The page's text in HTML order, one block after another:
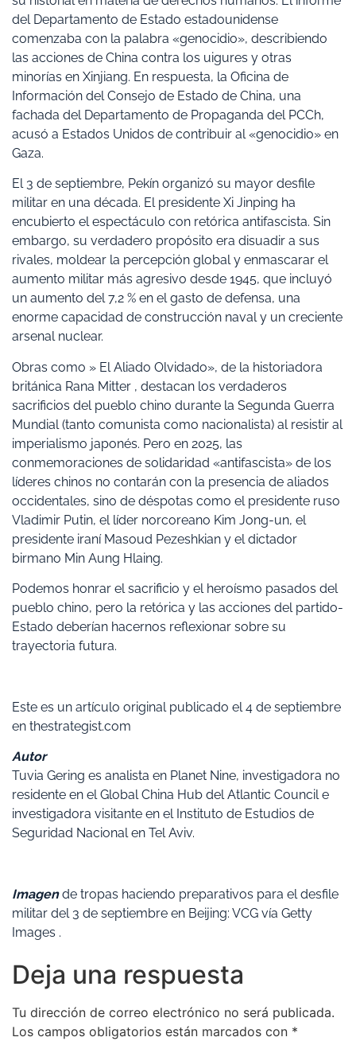
del Departamento de Estado estadounidense
comenzaba con la palabra «genocidio», describiendo
las acciones de China contra los uigures y otras
minorías en Xinjiang. En respuesta, la Oficina de
Información del Consejo de Estado de China, una
fachada del Departamento de Propaganda del PCCh,
acusó a Estados Unidos de contribuir al «genocidio» en
Gaza.
El 3 de septiembre, Pekín organizó su mayor desfile
militar en una década. El presidente Xi Jinping ha
encubierto el espectáculo con retórica antifascista. Sin
embargo, su verdadero propósito era disuadir a sus
rivales, moldear la percepción global y enmascarar el
aumento militar más agresivo desde 1945, que incluyó
un aumento del 7,2 % en el gasto de defensa, una
enorme capacidad de construcción naval y un creciente
arsenal nuclear.
Obras como » El Aliado Olvidado», de la historiadora
británica Rana Mitter , destacan los verdaderos
sacrificios del pueblo chino durante la Segunda Guerra
Mundial (tanto comunista como nacionalista) al resistir al
imperialismo japonés. Pero en 2025, las
conmemoraciones de solidaridad «antifascista» de los
líderes chinos no contarán con la presencia de aliados
occidentales, sino de déspotas como el presidente ruso
Vladimir Putin, el líder norcoreano Kim Jong-un, el
presidente iraní Masoud Pezeshkian y el dictador
birmano Min Aung Hlaing.
Podemos honrar el sacrificio y el heroísmo pasados ​​del
pueblo chino, pero la retórica y las acciones del partido-
Estado deberían hacernos reflexionar sobre su
trayectoria futura.
Este es un artículo original publicado el 4 de septiembre
en thestrategist.com
Autor
Tuvia Gering es analista en Planet Nine, investigadora no
residente en el Global China Hub del Atlantic Council e
investigadora visitante en el Instituto de Estudios de
Seguridad Nacional en Tel Aviv.
Imagende tropas haciendo preparativos para el desfile
militar del 3 de septiembre en Beijing: VCG vía Getty
Images .
Deja una respuesta
Tu dirección de correo electrónico no será publicada.
Los campos obligatorios están marcados con *